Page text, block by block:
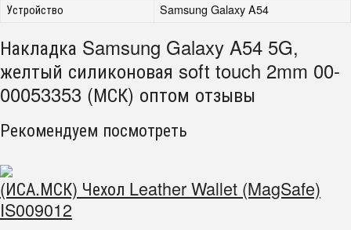
Устройство
Samsung Galaxy A54
Накладка Samsung Galaxy A54 5G,
желтый силиконовая soft touch 2mm 00-
00053353 (МСК) оптом отзывы
Рекомендуем посмотреть
(ИСА.МСК) Чехол Leather Wallet (MagSafe)
IS009012